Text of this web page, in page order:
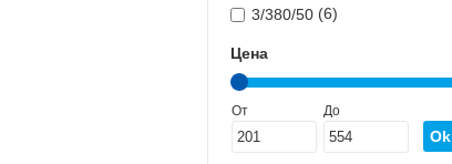
3/380/50 (6)
Цена
От До